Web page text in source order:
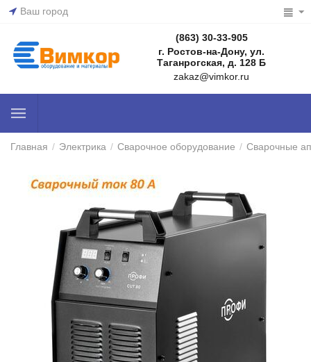
Ваш город
(863) 30-33-905
г. Ростов-на-Дону, ул.
Таганрогская, д. 128 Б
zakaz@vimkor.ru
Главная / Электрика / Сварочное оборудование / Сварочные